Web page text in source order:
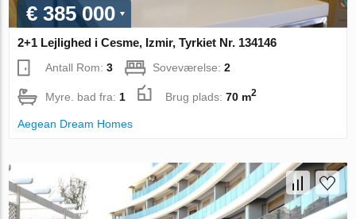
€ 385 000
2+1 Lejlighed i Cesme, Izmir, Tyrkiet Nr. 134146
Antall Rom:3 Soveværelse:2
Myre. bad fra: 1 Brug plads:70 m2
Aegean Dream Homes